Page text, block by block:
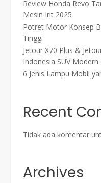
Review Honda Revo
Mesin Irit 2025
Potret Motor Konsep
Tinggi
Jetour X70 Plus &
Indonesia SUV
6 Jenis Lampu Mobil
Recent
Tidak ada komentar
Archives